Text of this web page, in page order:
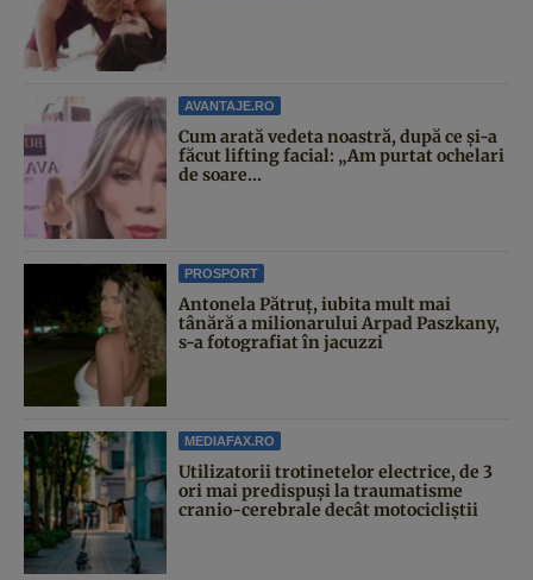
AVANTAJE.RO
Cum arată vedeta noastră, după ce și-a
făcut lifting facial: „Am purtat ochelari
de soare...
PROSPORT
Antonela Pătruț, iubita mult mai
tânără a milionarului Arpad Paszkany,
s-a fotografiat în jacuzzi
MEDIAFAX.RO
Utilizatorii trotinetelor electrice, de 3
ori mai predispuși la traumatisme
cranio-cerebrale decât motocicliștii